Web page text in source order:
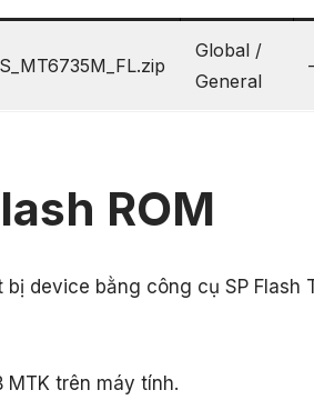
Global /
General
ROM
device bằng công cụ SP Flash
MTK trên máy tính.